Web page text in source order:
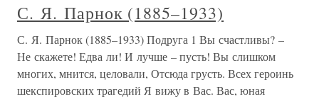
С. Я. Парнок (1885–1933)
С. Я. Парнок (1885–1933) Подруга 1 Вы счастливы? –
Не скажете! Едва ли! И лучше – пусть! Вы слишком
многих, мнится, целовали, Отсюда грусть. Всех героинь
шекспировских трагедий Я вижу в Вас. Вас, юная